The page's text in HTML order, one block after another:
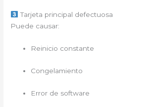
Tarjeta principal defectuosa
Puede causar:
Reinicio constante
Congelamiento
Error de software